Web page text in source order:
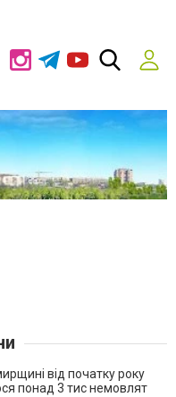
від початку року
понад 3 тис немовлят